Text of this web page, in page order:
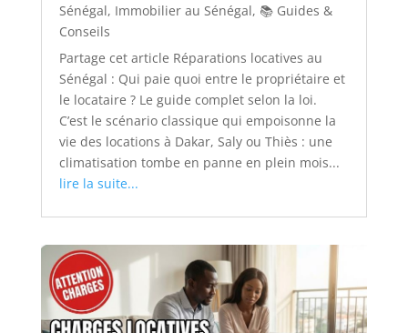
Sénégal, Immobilier au Sénégal, 📚 Guides &
Conseils
Partage cet article Réparations locatives au
Sénégal : Qui paie quoi entre le propriétaire et
le locataire ? Le guide complet selon la loi.
C’est le scénario classique qui empoisonne la
vie des locations à Dakar, Saly ou Thiès : une
climatisation tombe en panne en plein mois...
lire la suite...